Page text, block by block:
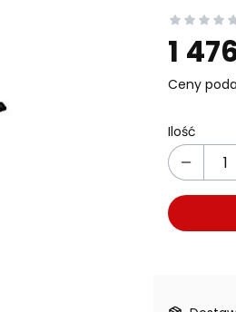
1
Ceny
Ilość